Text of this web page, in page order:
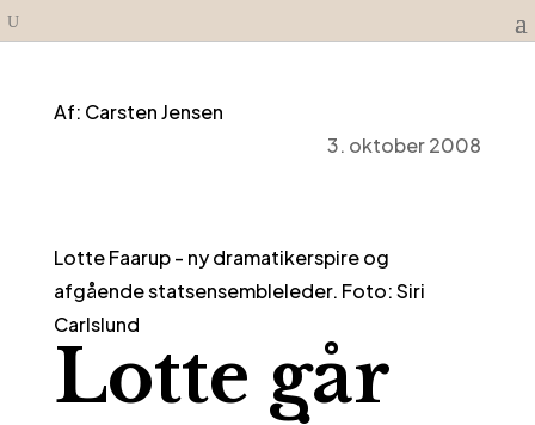
Af: Carsten Jensen
3. oktober 2008
Lotte Faarup - ny dramatikerspire og
afgående statsensembleleder. Foto: Siri
Carlslund
Lotte går